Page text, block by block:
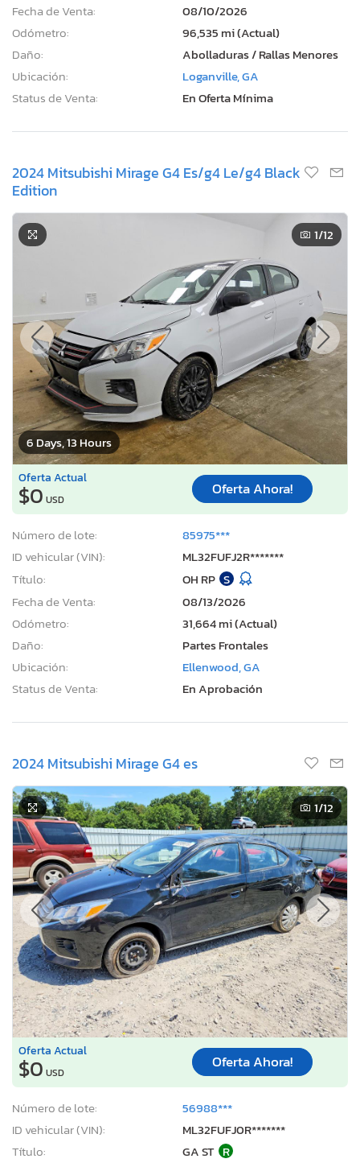
Fecha de Venta:
08/10/2026
Odómetro:
96,535 mi (Actual)
Daño:
Abolladuras / Rallas Menores
Ubicación:
Loganville, GA
Status de Venta:
En Oferta Mínima
2024 Mitsubishi Mirage G4 Es/g4 Le/g4 Black
Edition
6 Days, 13 Hours
1/12
Oferta Actual
$0 USD
Oferta Ahora!
Número de lote:
85975***
ID vehicular (VIN):
ML32FUFJ2R*******
Título:
OH RP S
Fecha de Venta:
08/13/2026
Odómetro:
31,664 mi (Actual)
Daño:
Partes Frontales
Ubicación:
Ellenwood, GA
Status de Venta:
En Aprobación
2024 Mitsubishi Mirage G4 es
1/12
Oferta Actual
$0 USD
Oferta Ahora!
Número de lote:
56988***
ID vehicular (VIN):
ML32FUFJ0R*******
Título:
GA ST R